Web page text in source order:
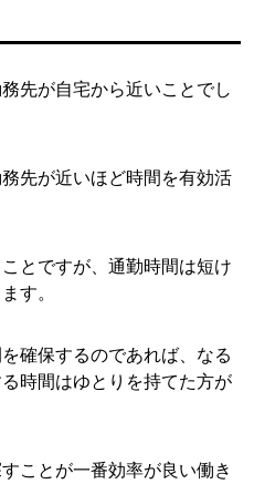
先が自宅から近いことでし
先が近いほど時間を有効活
とですが、通勤時間は短け
す。
確保するのであれば、なる
時間はゆとりを持てた方が
ことが一番効率が良い働き